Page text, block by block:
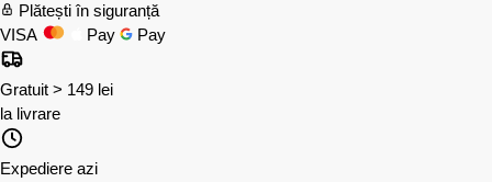
Plătești în siguranță
VISA
Pay Pay
Gratuit > 149 lei
la livrare
Expediere azi